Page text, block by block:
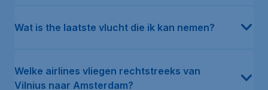
Wat is the laatste vlucht die ik kan nemen?
Welke airlines vliegen rechtstreeks van
Vilnius naar Amsterdam?